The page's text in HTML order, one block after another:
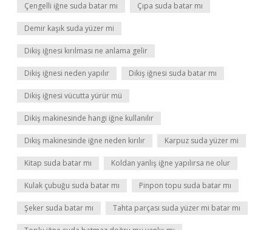
Çengelli iğne suda batar mı Çıpa suda batar mı
Demir kaşık suda yüzer mi
Dikiş iğnesi kırılması ne anlama gelir
Dikiş iğnesi neden yapılır Dikiş iğnesi suda batar mı
Dikiş iğnesi vücutta yürür mü
Dikiş makinesinde hangi iğne kullanılır
Dikiş makinesinde iğne neden kırılır Karpuz suda yüzer mi
Kitap suda batar mı Koldan yanlış iğne yapılırsa ne olur
Kulak çubuğu suda batar mı Pinpon topu suda batar mı
Şeker suda batar mı Tahta parçası suda yüzer mi batar mı